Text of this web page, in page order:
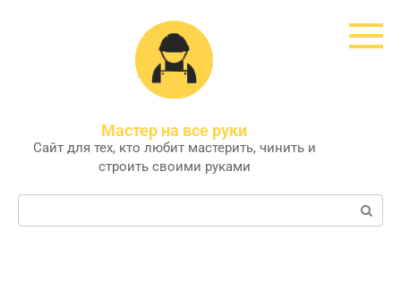
Мастер на все руки
Сайт для тех, кто любит мастерить, чинить и
строить своими руками
Поиск: